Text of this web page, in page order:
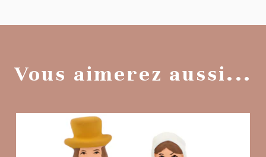
Vous aimerez aussi...